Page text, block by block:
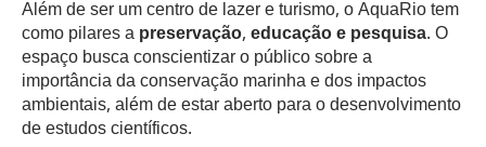
Além de ser um centro de lazer e turismo, o AquaRio tem
como pilares apreservação, educação e pesquisa. O
espaço busca conscientizar o público sobre a
importância da conservação marinha e dos impactos
ambientais, além de estar aberto para o desenvolvimento
de estudos científicos.